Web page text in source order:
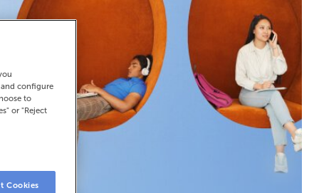
configure
to
or "Reject
Cookies